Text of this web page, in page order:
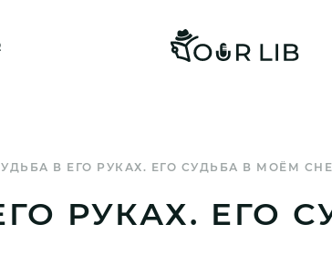
В ЕГО РУКАХ. ЕГО СУДЬБА В МОЁМ СНЕ
РУКАХ. ЕГО